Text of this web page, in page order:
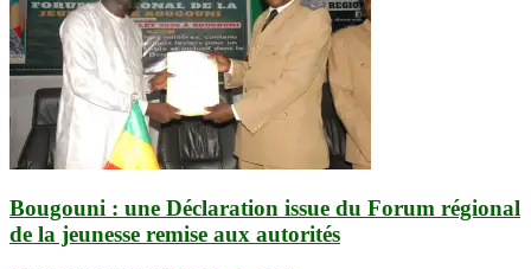
Bougouni : une Déclaration issue du Forum régional
de la jeunesse remise aux autorités